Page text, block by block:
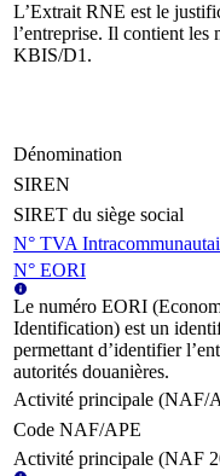
L’Extrait RNE est le
l’entreprise. Il contient les
KBIS/D1.
Dénomination
SIREN
SIRET du siège social
N° TVA
N° EORI
Le numéro EORI
Identification) est un
permettant d’identifier
autorités douanières.
Activité principale (NAF/
Code NAF/APE
Activité principale (NAF